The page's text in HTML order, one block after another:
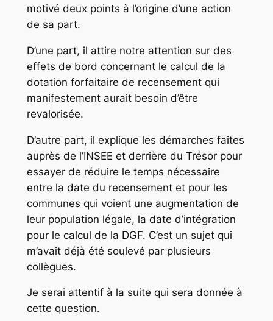
motivé deux points à l’origine d’une action
de sa part.
D’une part, il attire notre attention sur des
effets de bord concernant le calcul de la
dotation forfaitaire de recensement qui
manifestement aurait besoin d’être
revalorisée.
D’autre part, il explique les démarches faites
auprès de l’INSEE et derrière du Trésor pour
essayer de réduire le temps nécessaire
entre la date du recensement et pour les
communes qui voient une augmentation de
leur population légale, la date d’intégration
pour le calcul de la DGF. C’est un sujet qui
m’avait déjà été soulevé par plusieurs
collègues.
Je serai attentif à la suite qui sera donnée à
cette question.